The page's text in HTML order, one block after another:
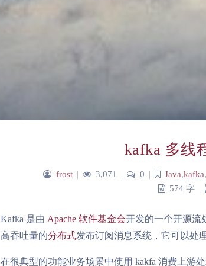
kafka 多线
frost | 3,071 | 0 | Java,kafka,
574 字 |
Kafka 是由 Apache 软件基金会开发的一个开源流
高吞吐量的分布式发布订阅消息系统，它可以处
在很典型的功能业务场景中使用 kakfa 消费上游